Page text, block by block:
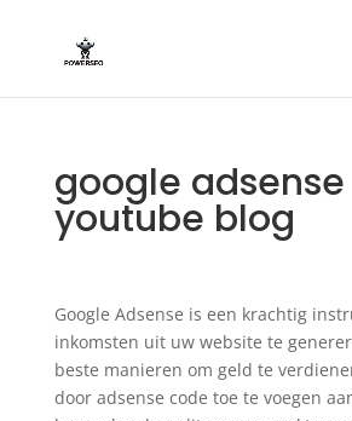
google adsense
youtube blog
Google Adsense is een krachtig
inkomsten uit uw website te
beste manieren om geld te
door adsense code toe te voegen